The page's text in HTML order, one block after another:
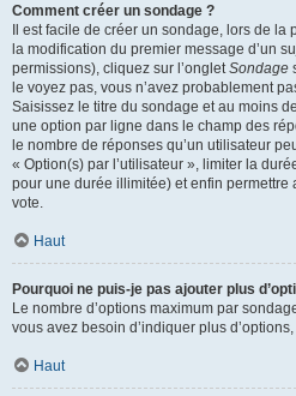
Comment créer un sondage ?
Il est facile de créer un sondage, lors de la
la modification du premier message d’un
permissions), cliquez sur l’onglet Sondage
le voyez pas, vous n’avez probablement
Saisissez le titre du sondage et au moins
une option par ligne dans le champ des
le nombre de réponses qu’un utilisateur
« Option(s) par l’utilisateur », limiter la
pour une durée illimitée) et enfin
vote.
Haut
Pourquoi ne puis-je pas ajouter plus
Le nombre d’options maximum par
vous avez besoin d’indiquer plus d’options,
Haut